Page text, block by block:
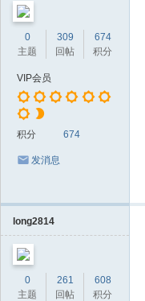
0
主题
309
回帖
674
积分
VIP会员
积分 674
发消息
long2814
0
主题
261
回帖
608
积分